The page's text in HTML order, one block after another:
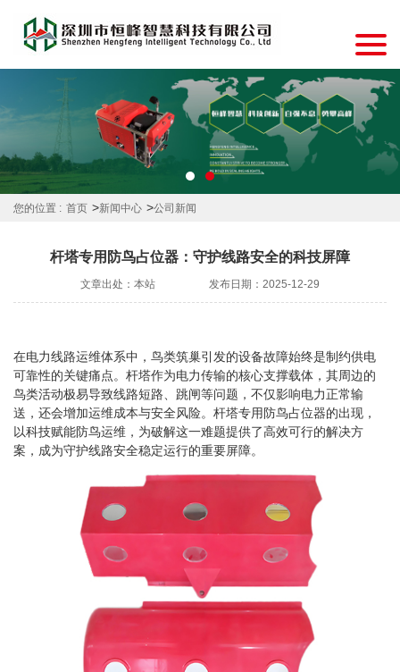
您的位置 : 首页 >新闻中心 >公司新闻
杆塔专用防鸟占位器：守护线路安全的科技屏障
文章出处：本站 发布日期：2025-12-29
在电力线路运维体系中，鸟类筑巢引发的设备故障始终是制约供电
可靠性的关键痛点。杆塔作为电力传输的核心支撑载体，其周边的
鸟类活动极易导致线路短路、跳闸等问题，不仅影响电力正常输
送，还会增加运维成本与安全风险。杆塔专用防鸟占位器的出现，
以科技赋能防鸟运维，为破解这一难题提供了高效可行的解决方
案，成为守护线路安全稳定运行的重要屏障。